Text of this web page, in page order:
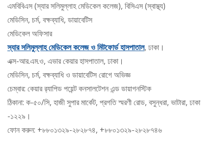
এমবিবিএস (স্যার সলিমুল্লাহ মেডিকেল কলেজ), বিসিএস (স্বাস্থ্য)
মেডিসিন, চর্ম, বক্ষব্যাধি, ডায়াবেটিস
মেডিকেল অফিসার
স্যার সলিমুল্লাহ মেডিকেল কলেজ ও মিটফোর্ড হাসপাতাল, ঢাকা।
এক্স-আর.এম.ও, এভার কেয়ার হাসপাতাল, ঢাকা।
মেডিসিন, চর্ম, বক্ষব্যাধি ও ডায়াবেটিস রোগে অভিজ্ঞ
চেম্বার: কেয়ার র‍্যাপিড পয়েন্ট কনসালটেশন এন্ড ডায়াগনস্টিক
ঠিকানা: ক-৫০/সি, হাজী সুপার মার্কেট, প্রগতি স্মরণী রোড, বসুন্ধরা, ভাটারা, ঢাকা
-১২২৯।
ফোন করুন: +৮৮০১৩২৯-২৮২৮৭৪, +৮৮০১৩২৯-২৮২৮৭৪৬